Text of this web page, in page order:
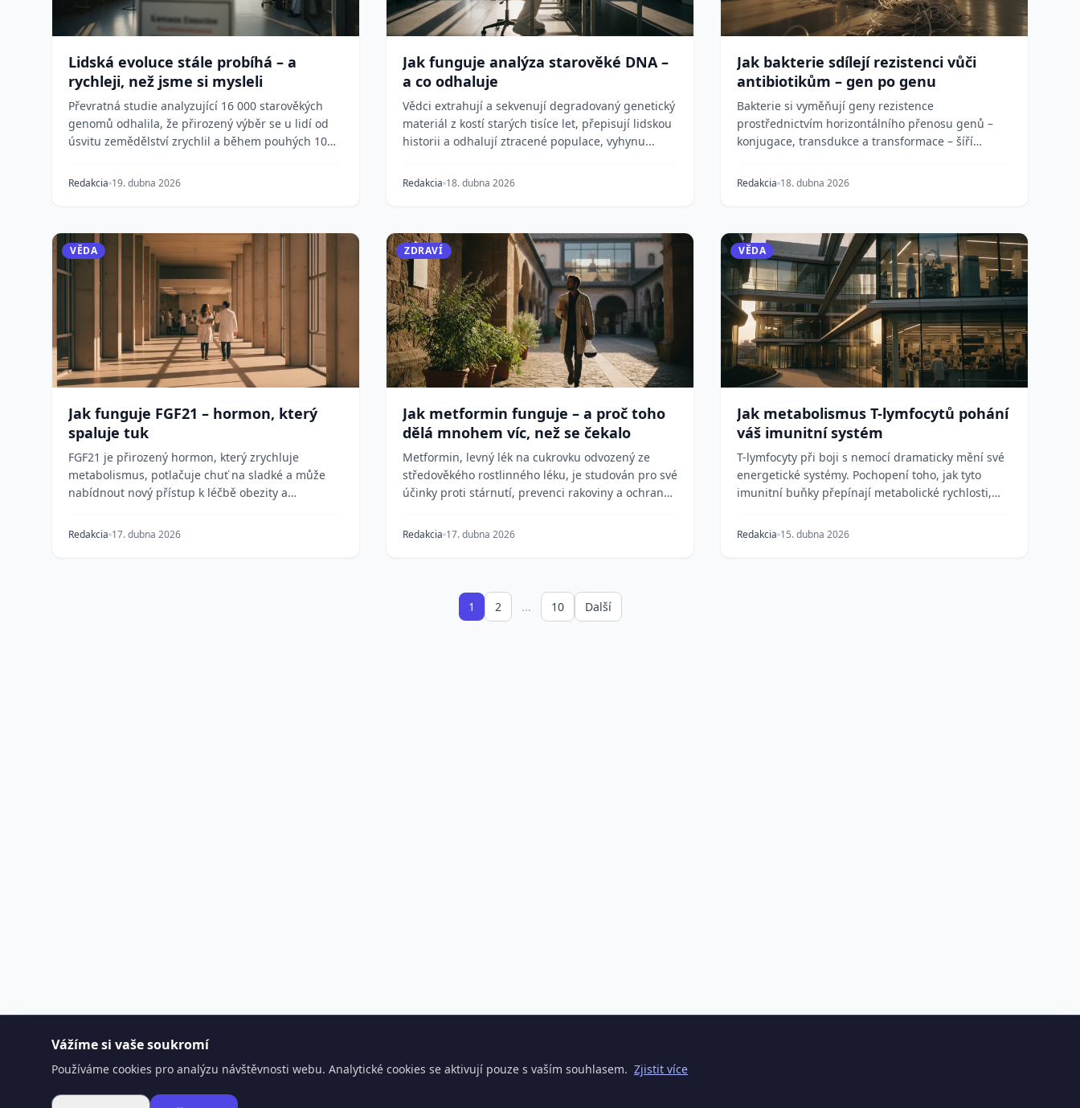
Lidská evoluce stále probíhá – a
rychleji, než jsme si mysleli
Převratná studie analyzující 16 000 starověkých
genomů odhalila, že přirozený výběr se u lidí od
úsvitu zemědělství zrychlil a během pouhých 10
Redakcia 19. dubna 2026
Jak funguje analýza starověké DNA –
a co odhaluje
Vědci extrahují a sekvenují degradovaný genetický
materiál z kostí starých tisíce let, přepisují lidskou
historii a odhalují ztracené populace, vyhynu...
Redakcia 18. dubna 2026
Jak bakterie sdílejí rezistenci vůči
antibiotikům – gen po genu
Bakterie si vyměňují geny rezistence
prostřednictvím horizontálního přenosu genů –
konjugace, transdukce a transformace – šíří
Redakcia 18. dubna 2026
VĚDA
Jak funguje FGF21 – hormon, který
spaluje tuk
FGF21 je přirozený hormon, který zrychluje
metabolismus, potlačuje chuť na sladké a může
nabídnout nový přístup k léčbě obezity a
Redakcia 17. dubna 2026
ZDRAVÍ
Jak metformin funguje – a proč toho
dělá mnohem víc, než se čekalo
Metformin, levný lék na cukrovku odvozený ze
středověkého rostlinného léku, je studován pro své
účinky proti stárnutí, prevenci rakoviny a ochranu
Redakcia 17. dubna 2026
VĚDA
Jak metabolismus T-lymfocytů pohání
váš imunitní systém
T-lymfocyty při boji s nemocí dramaticky mění své
energetické systémy. Pochopení toho, jak tyto
imunitní buňky přepínají metabolické rychlosti,
Redakcia 15. dubna 2026
1 2 ... 10 Další
Vážíme si vaše soukromí
Používáme cookies pro analýzu návštěvnosti webu. Analytické cookies se aktivují pouze s vaším souhlasem. Zjistit více